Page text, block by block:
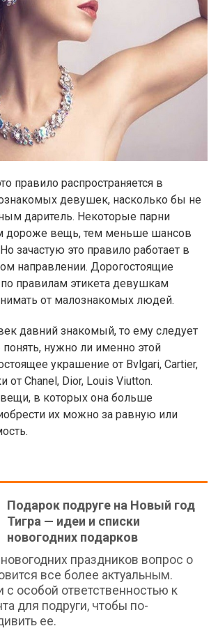
правило распространяется в
девушек, насколько бы не
даритель. Некоторые парни
дороже вещь, тем меньше шансов
зачастую это правило работает в
направлении. Дорогостоящие
правилам этикета девушкам
от малознакомых людей.
давний знакомый, то ему следует
понять, нужно ли именно этой
украшение от Bvlgari, Cartier,
от Chanel, Dior, Louis Viutton.
в которых она больше
их можно за равную или
Подарок подруге на Новый год
Тигра — идеи и списки
новогодних подарков
праздников вопрос о
все более актуальным.
с особой ответственностью к
для подруги, чтобы по-
ее.